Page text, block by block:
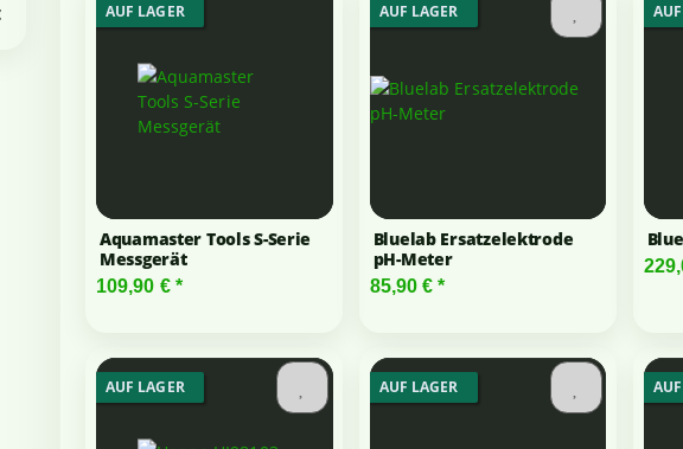
AUF LAGER
Aquamaster Tools S-Serie
Messgerät
109,90 € *
AUF LAGER
Bluelab Ersatzelektrode
pH-Meter
85,90 €*
AUF LAGER AUF LAGER